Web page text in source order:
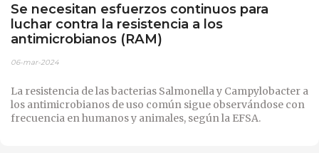
Se necesitan esfuerzos continuos para
luchar contra la resistencia a los
antimicrobianos (RAM)
06-mar-2024
La resistencia de las bacterias Salmonella y Campylobacter a
los antimicrobianos de uso común sigue observándose con
frecuencia en humanos y animales, según la EFSA.